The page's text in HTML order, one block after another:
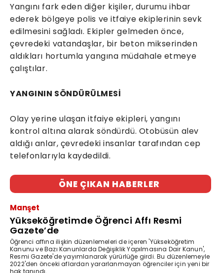
Yangını fark eden diğer kişiler, durumu ihbar
ederek bölgeye polis ve itfaiye ekiplerinin sevk
edilmesini sağladı. Ekipler gelmeden önce,
çevredeki vatandaşlar, bir beton mikserinden
aldıkları hortumla yangına müdahale etmeye
çalıştılar.
YANGININ SÖNDÜRÜLMESİ
Olay yerine ulaşan itfaiye ekipleri, yangını
kontrol altına alarak söndürdü. Otobüsün alev
aldığı anlar, çevredeki insanlar tarafından cep
telefonlarıyla kaydedildi.
ÖNE ÇIKAN HABERLER
Manşet
Yükseköğretimde Öğrenci Affı Resmi
Gazete’de
Öğrenci affına ilişkin düzenlemeleri de içeren 'Yükseköğretim
Kanunu ve Bazı Kanunlarda Değişiklik Yapılmasına Dair Kanun',
Resmi Gazete'de yayımlanarak yürürlüğe girdi. Bu düzenlemeyle
2022'den önceki aflardan yararlanmayan öğrenciler için yeni bir
hak tanındı.